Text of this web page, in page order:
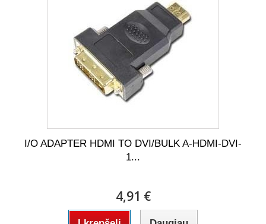
I/O ADAPTER HDMI TO DVI/BULK A-HDMI-DVI-
1...
4,91 €